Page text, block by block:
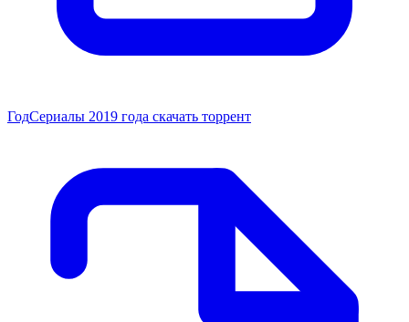
ГодСериалы 2019 года скачать торрент